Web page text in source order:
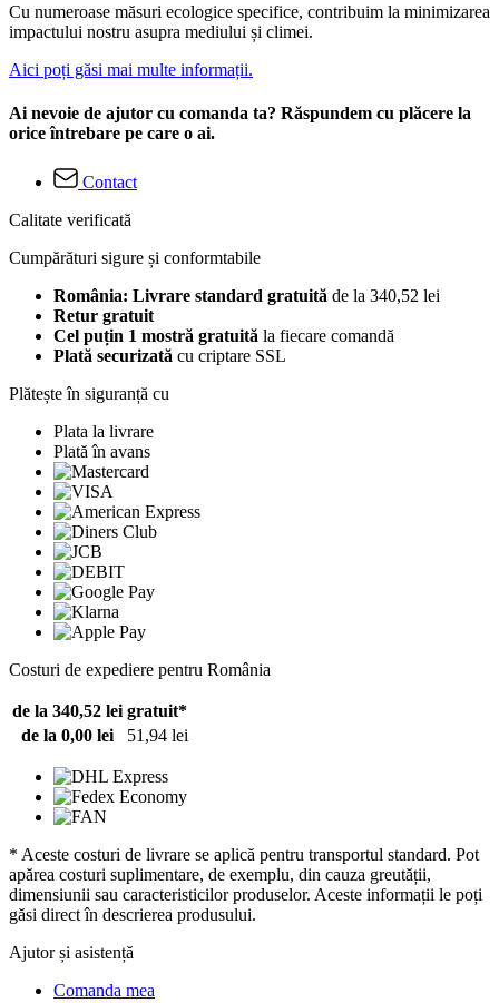
Cu numeroase măsuri ecologice specifice, contribuim la minimizarea
impactului nostru asupra mediului și climei.
Aici poți găsi mai multe informații.
Ai nevoie de ajutor cu comanda ta? Răspundem cu plăcere la
orice întrebare pe care o ai.
Contact
Calitate verificată
Cumpărături sigure și conformtabile
România: Livrare standard gratuită de la 340,52 lei
Retur gratuit
Cel puțin 1 mostră gratuită la fiecare comandă
Plată securizată cu criptare SSL
Plătește în siguranță cu
Plata la livrare
Plată în avans
Costuri de expediere pentru România
de la 340,52 lei gratuit*
de la 0,00 lei
51,94 lei
* Aceste costuri de livrare se aplică pentru transportul standard. Pot
apărea costuri suplimentare, de exemplu, din cauza greutății,
dimensiunii sau caracteristicilor produselor. Aceste informații le poți
găsi direct în descrierea produsului.
Ajutor și asistență
Comanda mea